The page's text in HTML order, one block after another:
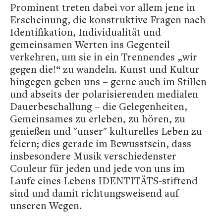
Prominent treten dabei vor allem jene in
Erscheinung, die konstruktive Fragen nach
Identifikation, Individualität und
gemeinsamen Werten ins Gegenteil
verkehren, um sie in ein Trennendes „wir
gegen die!“ zu wandeln. Kunst und Kultur
hingegen geben uns – gerne auch im Stillen
und abseits der polarisierenden medialen
Dauerbeschallung – die Gelegenheiten,
Gemeinsames zu erleben, zu hören, zu
genießen und "unser" kulturelles Leben zu
feiern; dies gerade im Bewusstsein, dass
insbesondere Musik verschiedenster
Couleur für jeden und jede von uns im
Laufe eines Lebens IDENTITÄTS-stiftend
sind und damit richtungsweisend auf
unseren Wegen.